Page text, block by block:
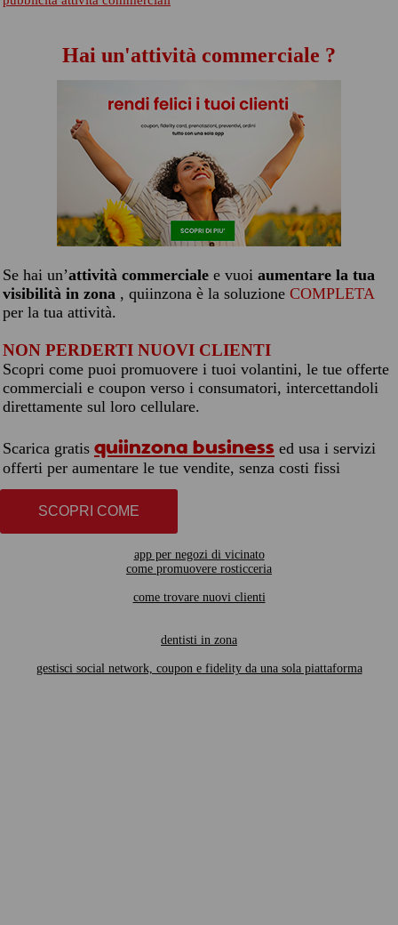
Hai un'attività commerciale ?
Se hai un’attività commerciale e vuoi aumentare la tua
visibilità in zona , quiinzona è la soluzione COMPLETA
per la tua attività.
NON PERDERTI NUOVI CLIENTI
Scopri come puoi promuovere i tuoi volantini, le tue offerte
commerciali e coupon verso i consumatori, intercettandoli
direttamente sul loro cellulare.
Scarica gratis quiinzona business ed usa i servizi
offerti per aumentare le tue vendite, senza costi fissi
SCOPRI COME
app per negozi di vicinato
come promuovere rosticceria
come trovare nuovi clienti
dentisti in zona
gestisci social network, coupon e fidelity da una sola piattaforma